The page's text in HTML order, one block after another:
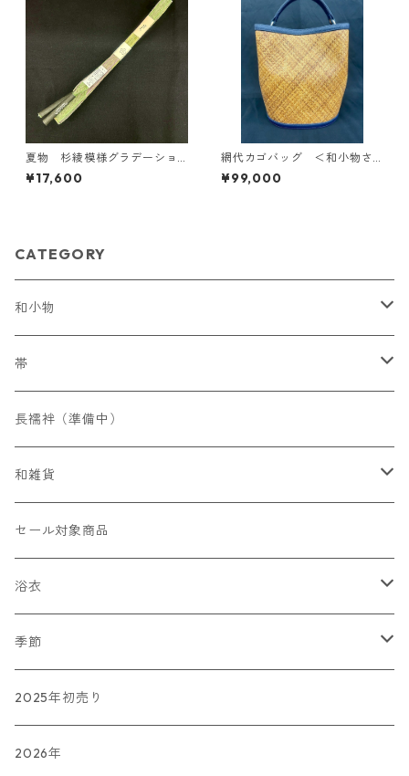
夏物 杉綾模様グラデーショ
ン帯締め ＜和小物さくら
＞ SOJ-101
¥17,600
網代カゴバッグ ＜和小物さ
くら＞ SKB-7
¥99,000
CATEGORY
和小物
帯締め
フォーマル
カジュアル
帯揚げ
フォーマル
カジュアル
草履
バッグ
ショール（準備中）
和小物SACRA
帯
染名古屋帯
織名古屋帯
長襦袢（準備中）
和雑貨
かんざし
その他
傘
セール対象商品
浴衣
藤井絞
長板染
季節
春
夏
2025年初売り
2026年